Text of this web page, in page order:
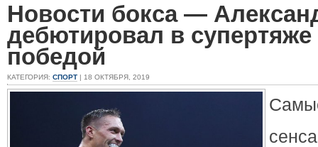
Новости бокса —
дебютировал в супертяже
победой
КАТЕГОРИЯ: СПОРТ | 18 ОКТЯБРЯ, 2019